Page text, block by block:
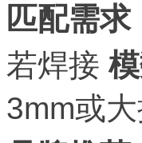
匹配需求
若焊接
3mm或